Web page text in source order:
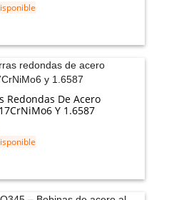
Redondas De Acero
Y 1.6587